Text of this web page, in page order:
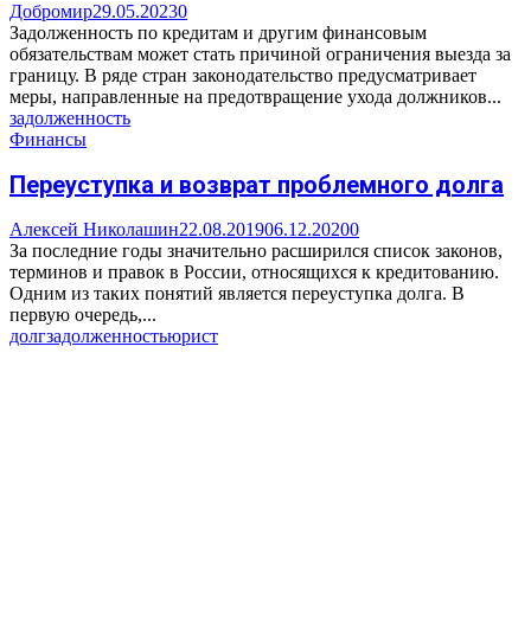
Добромир29.05.20230
Задолженность по кредитам и другим финансовым
обязательствам может стать причиной ограничения выезда за
границу. В ряде стран законодательство предусматривает
меры, направленные на предотвращение ухода должников...
задолженность
Финансы
Переуступка и возврат проблемного долга
Алексей Николашин22.08.201906.12.20200
За последние годы значительно расширился список законов,
терминов и правок в России, относящихся к кредитованию.
Одним из таких понятий является переуступка долга. В
первую очередь,...
долгзадолженностьюрист